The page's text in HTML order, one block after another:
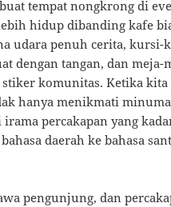
tempat nongkrong di
hidup dibanding kafe
udara penuh cerita, kursi-
dengan tangan, dan meja-
komunitas. Ketika
hanya menikmati
percakapan yang
daerah ke bahasa
pengunjung, dan